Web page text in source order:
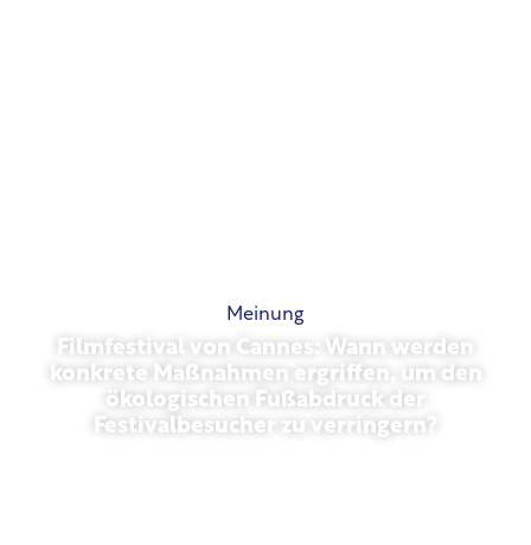
Meinung
Filmfestival von Cannes: Wann werden
konkrete Maßnahmen ergriffen, um den
ökologischen Fußabdruck der
Festivalbesucher zu verringern?